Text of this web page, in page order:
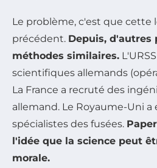
Le problème, c'est que cette
précédent. Depuis, d'autres
méthodes similaires.
scientifiques allemands
La France a recruté des
allemand. Le Royaume-Uni
spécialistes des fusées.
l'idée que la science peut
morale.